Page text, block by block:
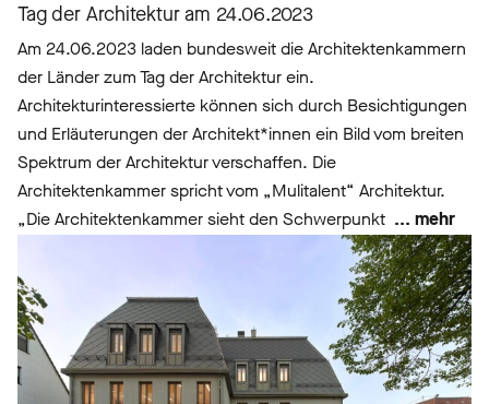
Tag der Architektur am 24.06.2023
Am 24.06.2023 laden bundesweit die Architektenkammern
der Länder zum Tag der Architektur ein.
Architekturinteressierte können sich durch Besichtigungen
und Erläuterungen der Architekt*innen ein Bild vom breiten
Spektrum der Architektur verschaffen. Die
Architektenkammer spricht vom „Mulitalent“ Architektur.
„Die Architektenkammer sieht den Schwerpunkt ... mehr